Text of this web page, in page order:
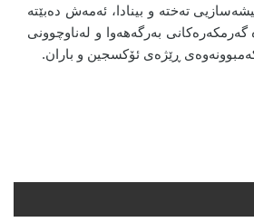
تەختە و بینادا، ئەمەش دەبێتە
بەرگەهەوا و لەناوچوونی
ڕێژەی ئۆکسجین و باران.